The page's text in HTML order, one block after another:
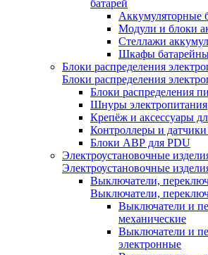
батарей
Аккумуляторные
Модули и блоки
Стеллажи
Шкафы
Блоки распределения
Блоки распределения
Блоки распределения
Шнуры электропитания
Крепёж и аксессуары
Контроллеры и
Блоки АВР для PDU
Электроустановочные
Электроустановочные
Выключатели,
Выключатели,
Выключатели и
механические
Выключатели и
электронные